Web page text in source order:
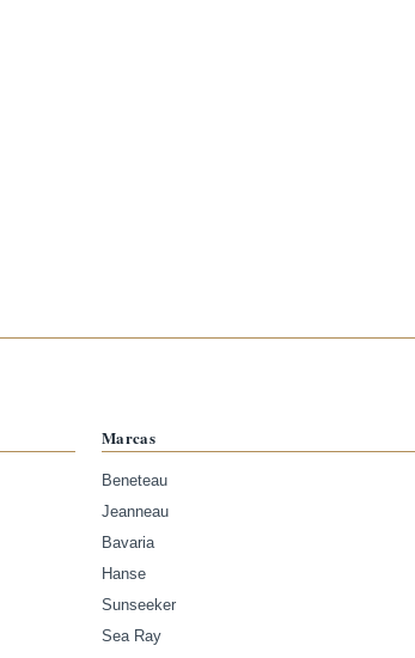
Marcas
Beneteau
Jeanneau
Bavaria
Hanse
Sunseeker
Sea Ray